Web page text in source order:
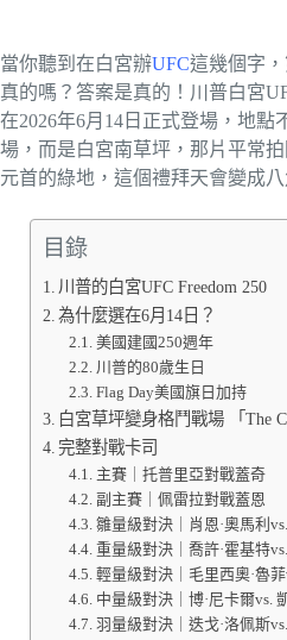
當你聽到在白宮辦UFC這幾個字
真的嗎？答案是真的！川普白宮
在2026年6月14日正式登場，地點
場，而是白宮南草坪，那片平常
元首的綠地，這個禮拜天會變成八
目錄
川普的白宮UFC Freedom 250
為什麼選在6月14日？
美國建國250週年
川普的80歲生日
Flag Day美國旗日加持
白宮草坪變身格鬥戰場 「The
完整對戰卡司
主賽｜托普里亞對戰蓋奇
副主賽｜佩雷拉對戰蓋恩
雛量級對決｜肖恩·奧馬利
重量級對決｜喬許·霍基特
輕量級對決｜毛里西奧·魯
中量級對決｜博·尼卡爾vs.
羽量級對決｜迭戈·洛佩斯